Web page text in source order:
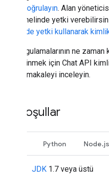
kimlik doğrulayın. Alan
alan genelinde yetki
genelinde yetki kullanarak
Chat uygulamalarının ne
bilgi edinmek için Chat API
başlıklı makaleyi inceleyin.
Ön koşullar
Python Node.js
JDK 1.7 veya üstü